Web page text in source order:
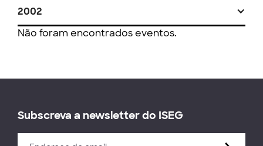
2002
Não foram encontrados eventos.
Subscreva a newsletter do ISEG